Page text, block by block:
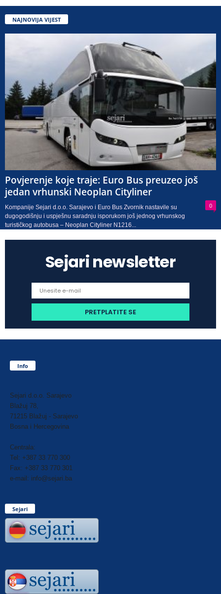
NAJNOVIJA VIJEST
Povjerenje koje traje: Euro Bus preuzeo još
jedan vrhunski Neoplan Cityliner
0
Kompanije Sejari d.o.o. Sarajevo i Euro Bus Zvornik nastavile su
dugogodišnju i uspješnu saradnju isporukom još jednog vrhunskog
turističkog autobusa – Neoplan Cityliner N1216...
Sejari newsletter
Info
Sejari d.o.o. Sarajevo
Blažuj 78,
71215 Blažuj - Sarajevo
Bosna i Hercegovina
Centrala:
Tel: +387 33 770 300
Fax: +387 33 770 301
e-mail: info@sejari.ba
Sejari